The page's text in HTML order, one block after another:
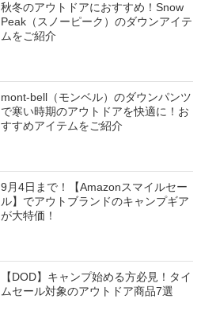
秋冬のアウトドアにおすすめ！Snow
Peak（スノーピーク）のダウンアイテ
ムをご紹介
mont-bell（モンベル）のダウンパンツ
で寒い時期のアウトドアを快適に！お
すすめアイテムをご紹介
9月4日まで！【Amazonスマイルセー
ル】でアウトブランドのキャンプギア
が大特価！
【DOD】キャンプ始める方必見！タイ
ムセール対象のアウトドア商品7選